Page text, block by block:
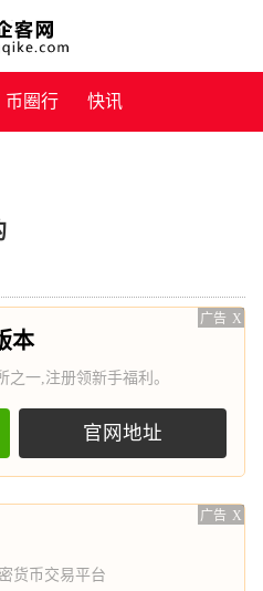
币圈行 快讯
广告 X
本
之一,注册领新手福利。
官网地址
广告 X
货币交易平台